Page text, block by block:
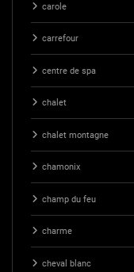
carole
carrefour
centre de spa
chalet
chalet montagne
chamonix
champ du feu
charme
cheval blanc